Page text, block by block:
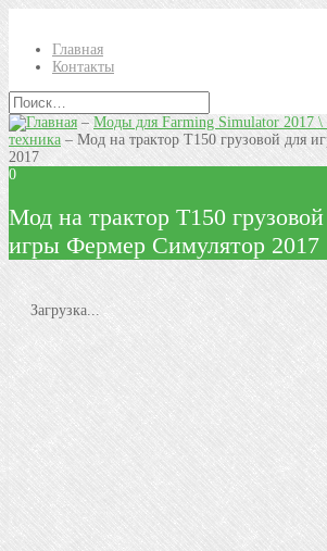
Главная
Контакты
–Моды для Farming Simulator 2017
техника – Мод на трактор Т150 грузовой для
2017
0
Мод на трактор Т150
игры Фермер Симулятор 2017
Загрузка...